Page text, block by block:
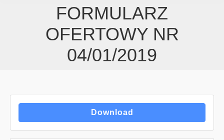
FORMULARZ
OFERTOWY NR
04/01/2019
Download